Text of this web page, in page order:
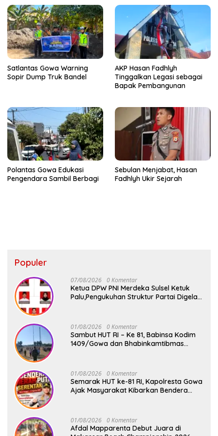
Satlantas Gowa Warning
Sopir Dump Truk Bandel
AKP Hasan Fadhlyh
Tinggalkan Legasi sebagai
Bapak Pembangunan
Polantas Gowa Edukasi
Pengendara Sambil Berbagi
Sebulan Menjabat, Hasan
Fadhlyh Ukir Sejarah
Populer
07/08/2026 0 Komentar
Ketua DPW PNI Merdeka Sulsel Ketuk
Palu,Pengukuhan Struktur Partai Digelar
01/08/2026 0 Komentar
Sambut HUT RI – Ke 81, Babinsa Kodim
1409/Gowa dan Bhabinkamtibmas
01/08/2026 0 Komentar
Semarak HUT ke-81 RI, Kapolresta Gowa
Ajak Masyarakat Kibarkan Bendera
01/08/2026 0 Komentar
Afdal Mapparenta Debut Juara di